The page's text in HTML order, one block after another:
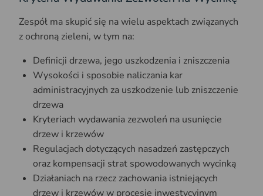
Zespół ma skupić się na wielu aspektach związanych
z ochroną zieleni, w tym na:
Definicji drzewa, jego uszkodzenia i zniszczenia
Wysokości i sposobie naliczania kar
administracyjnych za uszkodzenie lub zniszczenie
drzewa
Kryteriach wydawania zezwoleń na usunięcie
drzew i krzewów
Regulacjach dotyczących nasadzeń zastępczych
oraz kompensacji strat spowodowanych wycinką
Działaniach na rzecz zachowania istniejących
drzew i krzewów w procesie inwestycyjnym